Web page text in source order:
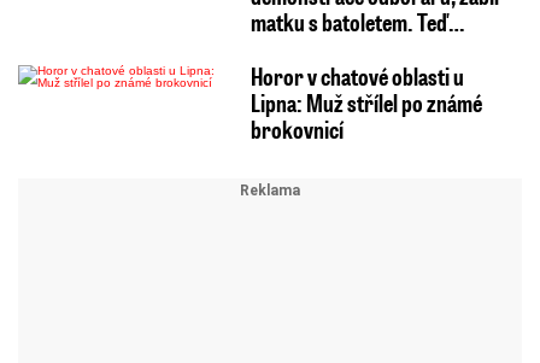
matku s batoletem. Teď…
Horor v chatové oblasti u
Lipna: Muž střílel po známé
brokovnicí